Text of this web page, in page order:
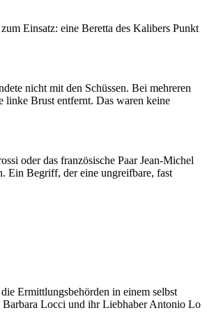
Einsatz: eine Beretta des Kalibers Punkt
nicht mit den Schüssen. Bei mehreren
linke Brust entfernt. Das waren keine
oder das französische Paar Jean-Michel
Ein Begriff, der eine ungreifbare, fast
Ermittlungsbehörden in einem selbst
Barbara Locci und ihr Liebhaber Antonio Lo